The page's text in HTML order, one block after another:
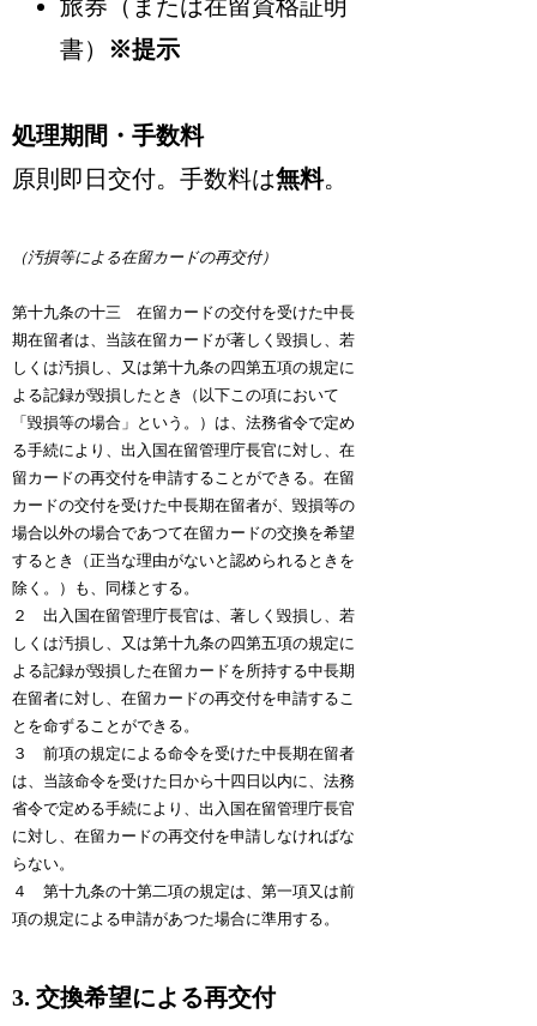
旅券（または在留資格証明
書） ※提示
処理期間・手数料
原則即日交付。手数料は無料。
（汚損等による在留カードの再交付）
第十九条の十三 在留カードの交付を受けた中長
期在留者は、当該在留カードが著しく毀損し、若
しくは汚損し、又は第十九条の四第五項の規定に
よる記録が毀損したとき（以下この項において
「毀損等の場合」という。）は、法務省令で定め
る手続により、出入国在留管理庁長官に対し、在
留カードの再交付を申請することができる。在留
カードの交付を受けた中長期在留者が、毀損等の
場合以外の場合であつて在留カードの交換を希望
するとき（正当な理由がないと認められるときを
除く。）も、同様とする。
２ 出入国在留管理庁長官は、著しく毀損し、若
しくは汚損し、又は第十九条の四第五項の規定に
よる記録が毀損した在留カードを所持する中長期
在留者に対し、在留カードの再交付を申請するこ
とを命ずることができる。
３ 前項の規定による命令を受けた中長期在留者
は、当該命令を受けた日から十四日以内に、法務
省令で定める手続により、出入国在留管理庁長官
に対し、在留カードの再交付を申請しなければな
らない。
４ 第十九条の十第二項の規定は、第一項又は前
項の規定による申請があつた場合に準用する。
3. 交換希望による再交付